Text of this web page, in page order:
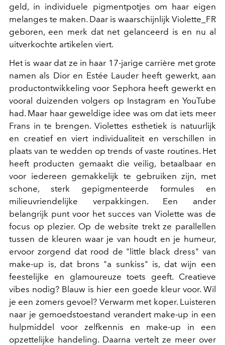
geld, in individuele pigmentpotjes om haar eigen
melanges te maken. Daar is waarschijnlijk Violette_FR
geboren, een merk dat net gelanceerd is en nu al
uitverkochte artikelen viert.
Het is waar dat ze in haar 17-jarige carrière met grote
namen als Dior en Estée Lauder heeft gewerkt, aan
productontwikkeling voor Sephora heeft gewerkt en
vooral duizenden volgers op Instagram en YouTube
had. Maar haar geweldige idee was om dat iets meer
Frans in te brengen. Violettes esthetiek is natuurlijk
en creatief en viert individualiteit en verschillen in
plaats van te wedden op trends of vaste routines. Het
heeft producten gemaakt die veilig, betaalbaar en
voor iedereen gemakkelijk te gebruiken zijn, met
schone, sterk gepigmenteerde formules en
milieuvriendelijke verpakkingen. Een ander
belangrijk punt voor het succes van Violette was de
focus op plezier. Op de website trekt ze parallellen
tussen de kleuren waar je van houdt en je humeur,
ervoor zorgend dat rood de "little black dress" van
make-up is, dat brons "a sunkiss" is, dat wijn een
feestelijke en glamoureuze toets geeft. Creatieve
vibes nodig? Blauw is hier een goede kleur voor. Wil
je een zomers gevoel? Verwarm met koper. Luisteren
naar je gemoedstoestand verandert make-up in een
hulpmiddel voor zelfkennis en make-up in een
opzettelijke handeling. Daarna vertelt ze meer over